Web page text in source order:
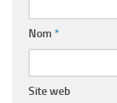
Nom *
Site web